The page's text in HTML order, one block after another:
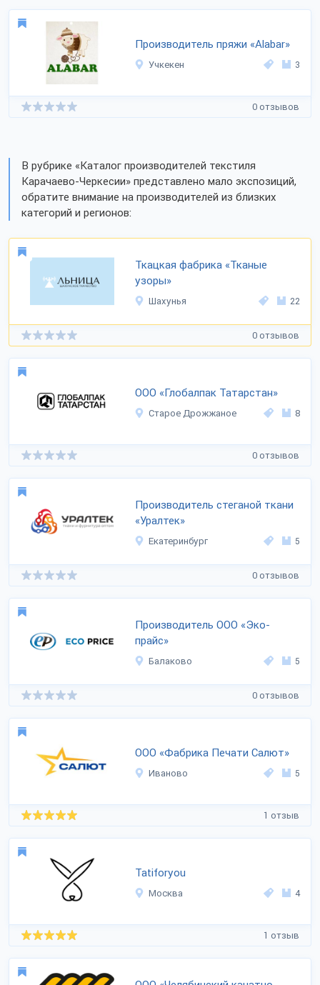
Производитель пряжи «Alabar»
Учкекен 3
0 отзывов
В рубрике «Каталог производителей текстиля
Карачаево-Черкесии» представлено мало экспозиций,
обратите внимание на производителей из близких
категорий и регионов:
Ткацкая фабрика «Тканые
узоры»
Шахунья 22
0 отзывов
ООО «Глобалпак Татарстан»
Старое Дрожжаное 8
0 отзывов
Производитель стеганой ткани
«Уралтек»
Екатеринбург 5
0 отзывов
Производитель ООО «Эко-
прайс»
Балаково 5
0 отзывов
ООО «Фабрика Печати Салют»
Иваново 5
1 отзыв
Tatiforyou
Москва 4
1 отзыв